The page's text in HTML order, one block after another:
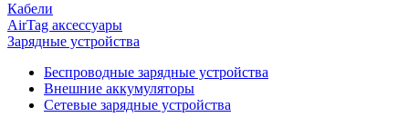
Кабели
AirTag аксессуары
Зарядные устройства
Беспроводные зарядные устройства
Внешние аккумуляторы
Сетевые зарядные устройства